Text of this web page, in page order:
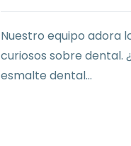
Nuestro equipo adora
curiosos sobre dental.
esmalte dental...